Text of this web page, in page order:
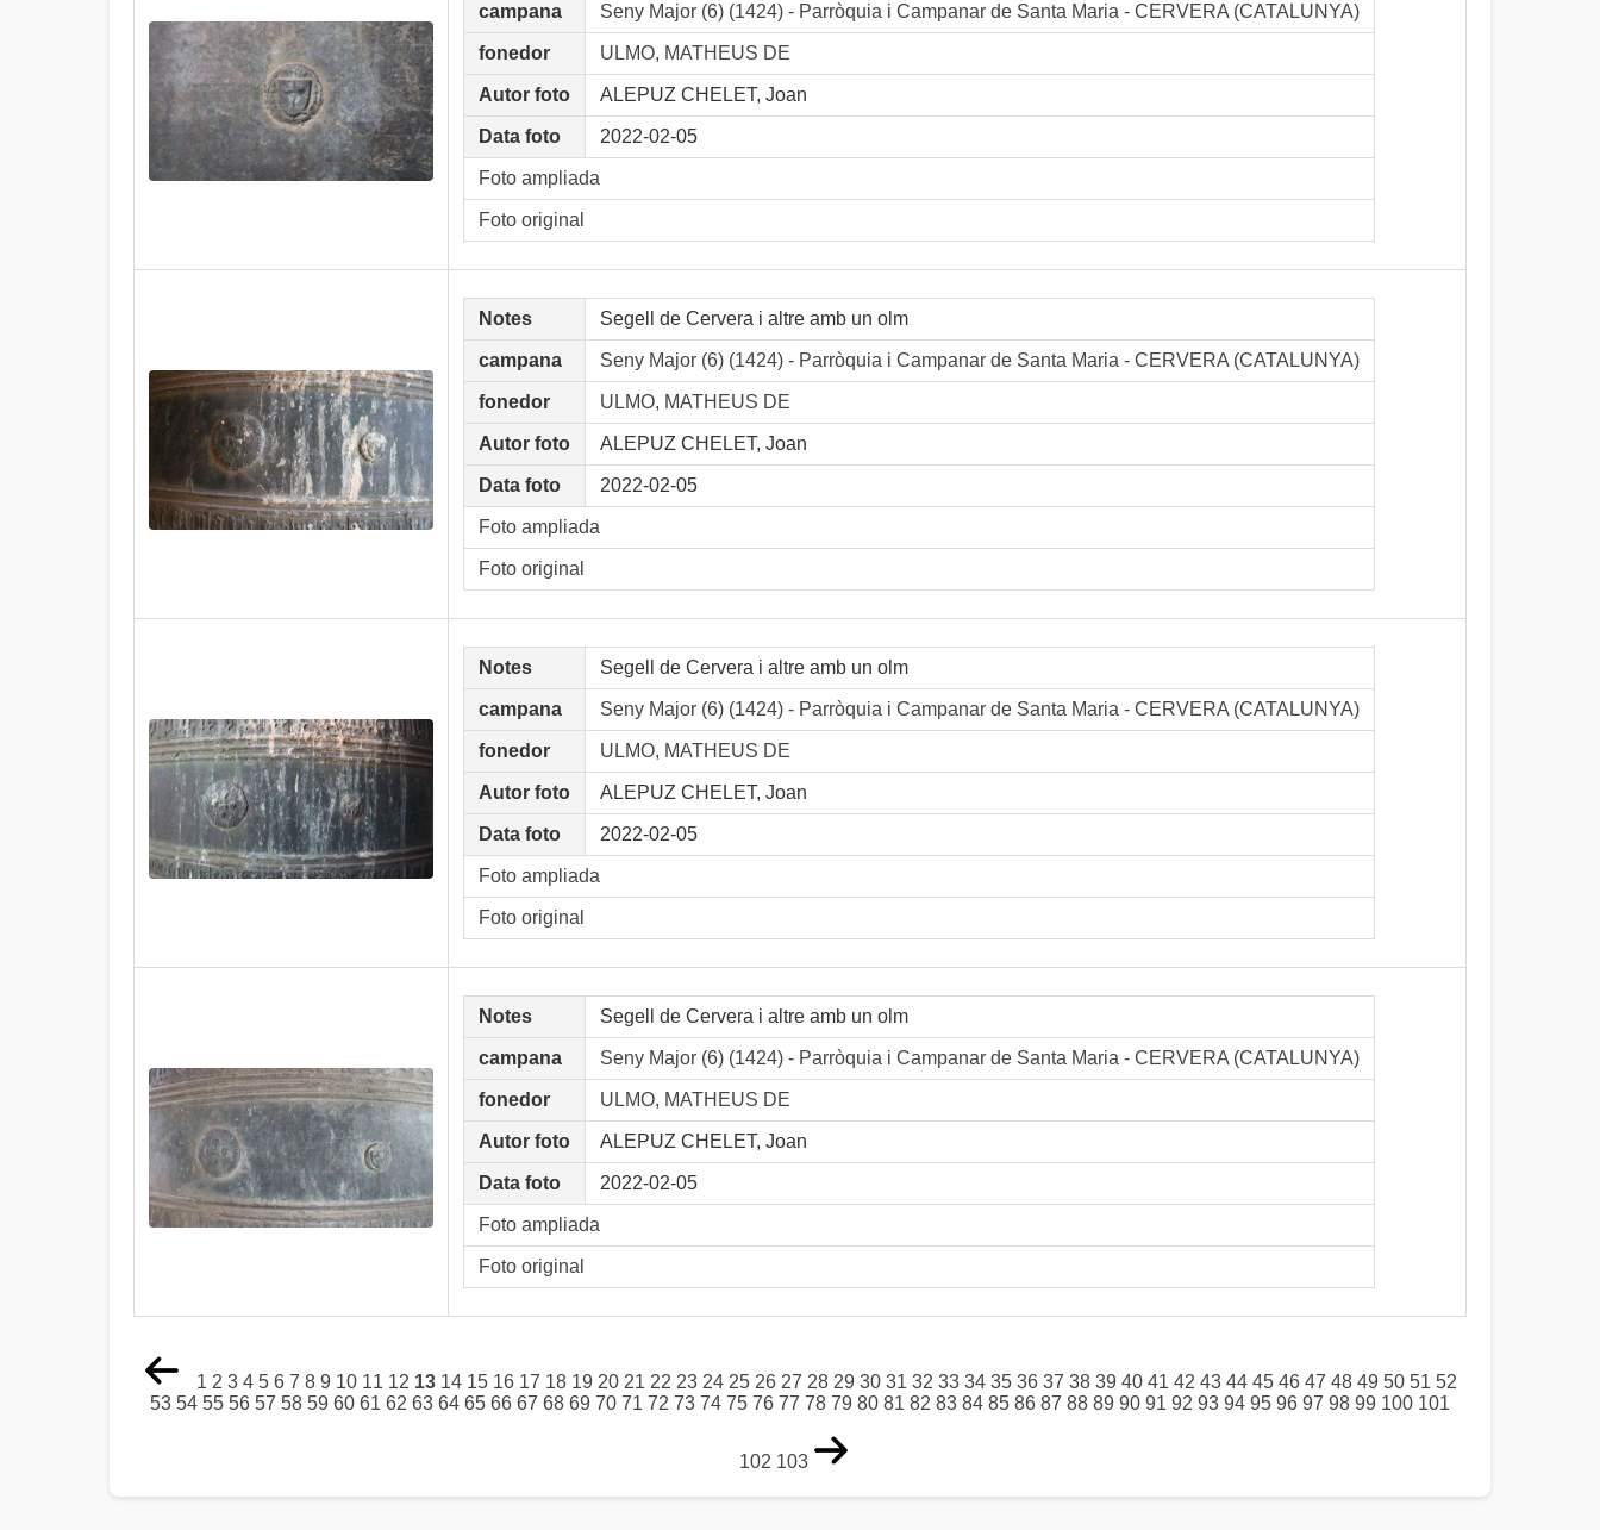
campana Seny Major (6) (1424) - Parròquia i Campanar de Santa Maria - CERVERA (CATALUNYA)
fonedor ULMO, MATHEUS DE
Autor foto ALEPUZ CHELET, Joan
Data foto 2022-02-05
Foto ampliada
Foto original
Notes Segell de Cervera i altre amb un olm
campana Seny Major (6) (1424) - Parròquia i Campanar de Santa Maria - CERVERA (CATALUNYA)
fonedor ULMO, MATHEUS DE
Autor foto ALEPUZ CHELET, Joan
Data foto 2022-02-05
Foto ampliada
Foto original
Notes Segell de Cervera i altre amb un olm
campana Seny Major (6) (1424) - Parròquia i Campanar de Santa Maria - CERVERA (CATALUNYA)
fonedor ULMO, MATHEUS DE
Autor foto ALEPUZ CHELET, Joan
Data foto 2022-02-05
Foto ampliada
Foto original
Notes Segell de Cervera i altre amb un olm
campana Seny Major (6) (1424) - Parròquia i Campanar de Santa Maria - CERVERA (CATALUNYA)
fonedor ULMO, MATHEUS DE
Autor foto ALEPUZ CHELET, Joan
Data foto 2022-02-05
Foto ampliada
Foto original
1 2 3 4 5 6 7 8 9 10 11 12 13 14 15 16 17 18 19 20 21 22 23 24 25 26 27 28 29 30 31 32 33 34 35 36 37 38 39 40 41 42 43 44 45 46 47 48 49 50 51 52
53 54 55 56 57 58 59 60 61 62 63 64 65 66 67 68 69 70 71 72 73 74 75 76 77 78 79 80 81 82 83 84 85 86 87 88 89 90 91 92 93 94 95 96 97 98 99 100 101
102 103